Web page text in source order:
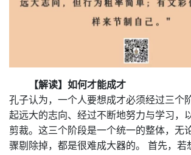
【解读】 如何才能成才
孔子认为，一个人要想成才必须经过三个
起远大的志向、经过不断地努力与学习，
剪裁。这三个阶段是一个统一的整体，无
骤剔除掉，都是很难成大器的。 首先，若